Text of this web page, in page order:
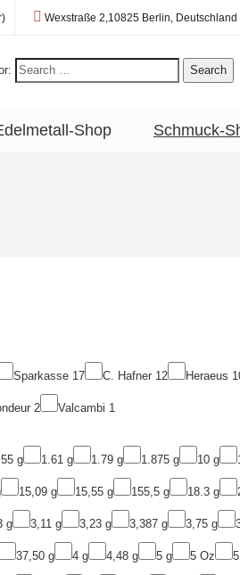
Standort:
Wexstraße 2,10825 Berlin, Deutschland
Search
Shop Schmuck-
Sparkasse 17 C. Hafner 12 Heraeus
2 Valcambi 1
g 1.61 g 1.79 g 1.875 g 10 g
15,09 g 15,55 g 155,5 g 18.3 g
g 3,11 g 3,23 g 3,387 g 3,75 g
37,50 g 4 g 4,48 g 5 g 5 Oz